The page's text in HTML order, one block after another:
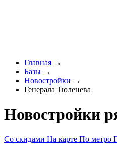
Главная →
Базы →
Новостройки →
Генерала Тюленева
Новостройки
Со скидами На карте По метро